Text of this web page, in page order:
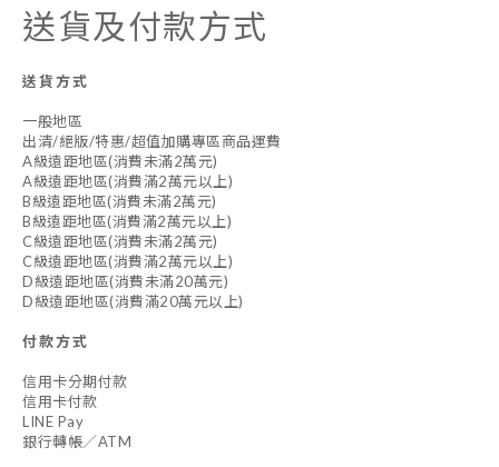
送貨及付款方式
送貨方式
一般地區
出清/絕版/特惠/超值加購專區商品運費
A級遠距地區(消費未滿2萬元)
A級遠距地區(消費滿2萬元以上)
B級遠距地區(消費未滿2萬元)
B級遠距地區(消費滿2萬元以上)
C級遠距地區(消費未滿2萬元)
C級遠距地區(消費滿2萬元以上)
D級遠距地區(消費未滿20萬元)
D級遠距地區(消費滿20萬元以上)
付款方式
信用卡分期付款
信用卡付款
LINE Pay
銀行轉帳／ATM